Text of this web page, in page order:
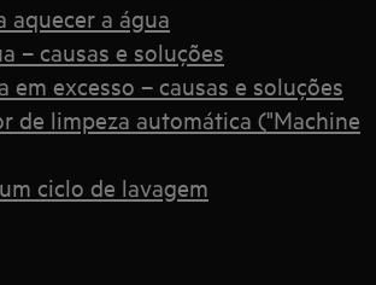
aquecer a água
– causas e soluções
excesso – causas e soluções
de limpeza automática ("Machine
ciclo de lavagem